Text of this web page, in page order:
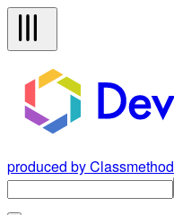
produced by Classmethod